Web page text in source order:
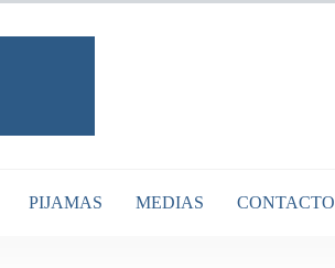
PIJAMAS MEDIAS CONTACTO